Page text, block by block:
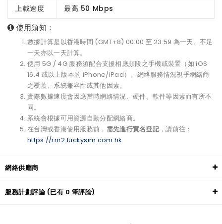
上載速度 最高 50 Mbps
使用須知：
數據計算是以香港時間 (GMT+8) 00:00 至 23:59 為一天。不足
一天亦以一天計算。
使用 5G / 4G 服務須配合支援相應頻段之手機或裝置（如 iOS
16.4 或以上版本的 iPhone/iPad）。網絡服務情況視乎網絡商
之覆蓋、系統兼容性或其他因素。
實際數據速度會因應當時網絡情況、硬件、軟件等因素而有所不
同。
系統會根據可用資源自動分配網絡商。
在台灣或香港使用服務前， 需先進行實名登記，請前往：
https://rnr2.luckysim.com.hk
網絡供應商
服務計劃評論 (已有 0 筆評論)